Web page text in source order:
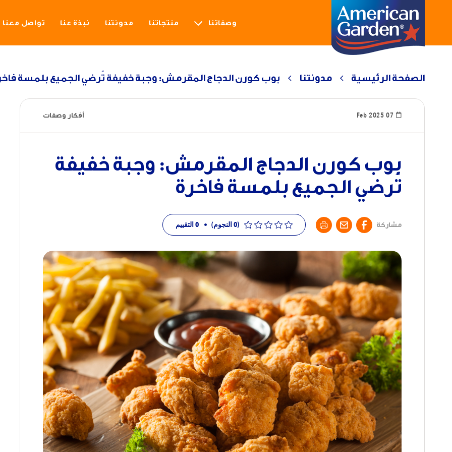
وصفاتنا منتجاتنا مدونتنا نبذة عنا تواصل معنا
الصفحة الرئيسية مدونتنا بوب كورن الدجاج المقرمش: وجبة خفيفة تُرضي الجميع بلمسة
07 Feb 2025 أفكار وصفات
بوب كورن الدجاج المقرمش: وجبة خفيفة
تُرضي الجميع بلمسة فاخرة
مشاركة (0 النجوم) •
0التقييم